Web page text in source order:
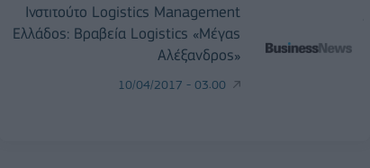
Ινστιτούτο Logistics Management
Ελλάδος: Βραβεία Logistics «Μέγας
Αλέξανδρος»
10/04/2017 - 03:00